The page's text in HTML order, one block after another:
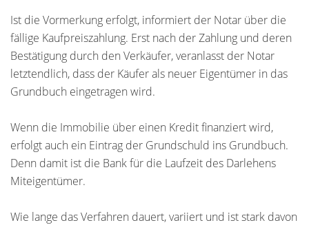
Ist die Vormerkung erfolgt, informiert der Notar über die
fällige Kaufpreiszahlung. Erst nach der Zahlung und deren
Bestätigung durch den Verkäufer, veranlasst der Notar
letztendlich, dass der Käufer als neuer Eigentümer in das
Grundbuch eingetragen wird.
Wenn die Immobilie über einen Kredit finanziert wird,
erfolgt auch ein Eintrag der Grundschuld ins Grundbuch.
Denn damit ist die Bank für die Laufzeit des Darlehens
Miteigentümer.
Wie lange das Verfahren dauert, variiert und ist stark davon